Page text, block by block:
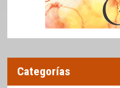
Categorías